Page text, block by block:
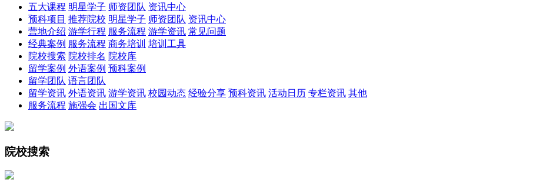
五大课程 明星学子 师资团队 资讯中心
预科项目 推荐院校 明星学子 师资团队 资讯中心
营地介绍 游学行程 服务流程 游学资讯 常见问题
经典案例 服务流程 商务培训 培训工具
院校搜索 院校排名 院校库
留学案例 外语案例 预科案例
留学团队 语言团队
留学资讯 外语资讯 游学资讯 校园动态 经验分享 预科资讯 活动日历 专栏资讯 其他
服务流程 施强会 出国文库
院校搜索